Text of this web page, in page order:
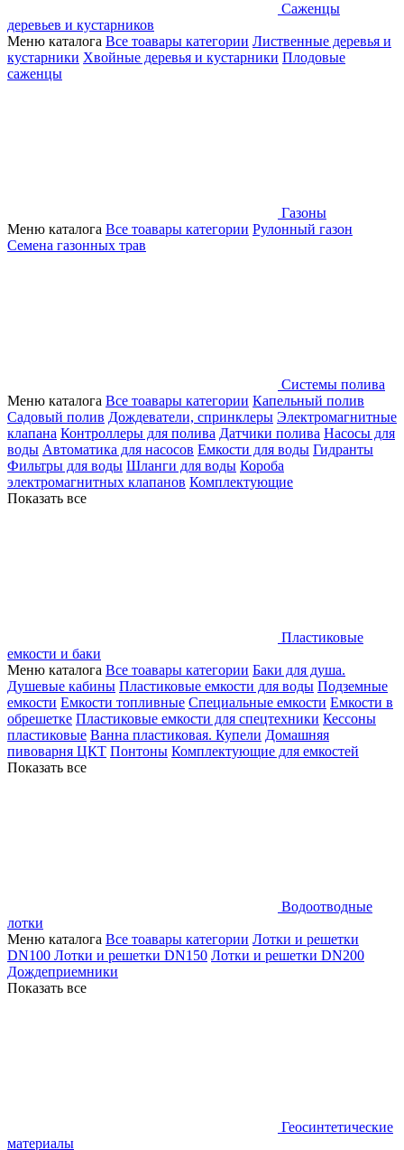
Саженцы
деревьев и кустарников
Меню каталога Все тоавары категории Лиственные деревья и
кустарники Хвойные деревья и кустарники Плодовые
саженцы
Газоны
Меню каталога Все тоавары категории Рулонный газон
Семена газонных трав
Системы полива
Меню каталога Все тоавары категории Капельный полив
Садовый полив Дождеватели, спринклеры Электромагнитные
клапана Контроллеры для полива Датчики полива Насосы для
воды Автоматика для насосов Емкости для воды Гидранты
Фильтры для воды Шланги для воды Короба
электромагнитных клапанов Комплектующие
Показать все
Пластиковые
емкости и баки
Меню каталога Все тоавары категории Баки для душа.
Душевые кабины Пластиковые емкости для воды Подземные
емкости Емкости топливные Специальные емкости Емкости в
обрешетке Пластиковые емкости для спецтехники Кессоны
пластиковые Ванна пластиковая. Купели Домашняя
пивоварня ЦКТ Понтоны Комплектующие для емкостей
Показать все
Водоотводные
лотки
Меню каталога Все тоавары категории Лотки и решетки
DN100 Лотки и решетки DN150 Лотки и решетки DN200
Дождеприемники
Показать все
Геосинтетические
материалы